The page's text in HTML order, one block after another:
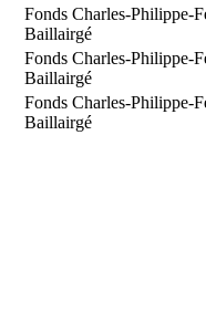
Fonds Charles-Philippe-
Baillairgé
Fonds Charles-Philippe-
Baillairgé
Fonds Charles-Philippe-
Baillairgé